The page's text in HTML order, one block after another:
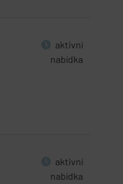
aktivní
nabídka
aktivní
nabídka